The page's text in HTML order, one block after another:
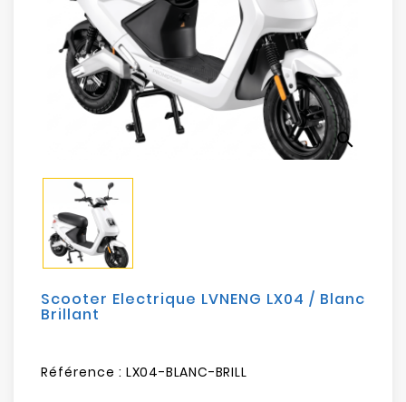
Electroménager
Bureautique
Mobilités
Loisirs
search
Scooter Electrique LVNENG LX04 / Blanc
Brillant
Référence : LX04-BLANC-BRILL